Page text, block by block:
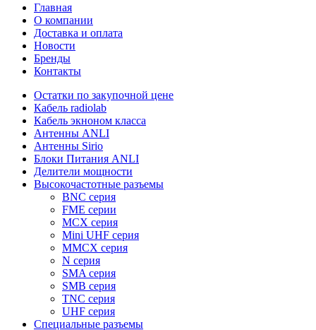
Главная
О компании
Доставка и оплата
Новости
Бренды
Контакты
Остатки по закупочной цене
Кабель radiolab
Кабель экноном класса
Антенны ANLI
Антенны Sirio
Блоки Питания ANLI
Делители мощности
Высокочастотные разъемы
BNC серия
FME серии
MCX серия
Mini UHF серия
MMCX серия
N серия
SMA серия
SMB серия
TNC серия
UHF серия
Специальные разъемы